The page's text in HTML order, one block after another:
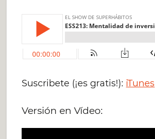
Suscribete (¡es gratis!): iTunes
Versión en Vídeo: